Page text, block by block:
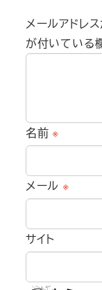
メールアドレ
が付いている
名前※
メール ※
サイト